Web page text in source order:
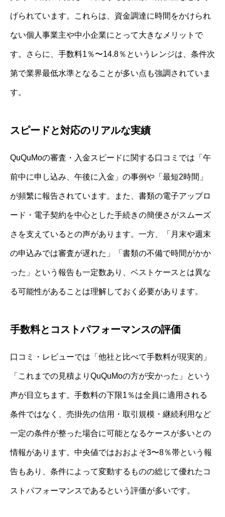
げられています。これらは、資金調達に時間をかけられ
ない個人事業主や中小企業にとって大きなメリットで
す。さらに、手数料1％〜14.8％というレンジは、条件次
第で業界最低水準となることが多い点も強調されていま
す。
スピードと対応のリアルな実績
QuQuMoの審査・入金スピードに関する口コミでは「午
前中に申し込み、午後に入金」の事例や「最短2時間」
が頻繁に報告されています。また、書類の電子アップロ
ード・電子契約を中心とした手続きの簡便さがスムーズ
さを支えているとの声があります。一方、「月末や週末
の申込みでは審査が遅れた」「書類の不備で時間がかか
った」という報告も一定数あり、ベストケースとは異な
る可能性があることは理解しておく必要があります。
手数料とコストパフォーマンスの評価
口コミ・レビューでは「他社と比べて手数料が現実的」
「これまでの見積よりQuQuMoの方が安かった」という
声が目立ちます。手数料の下限1％は全員に適用される
条件ではなく、売掛先の信用・取引規模・継続利用など
一定の条件が整った場合に可能となるケースが多いとの
情報があります。中央値ではおおよそ3〜8％帯という報
告もあり、条件によって変動するものの総じて優れたコ
ストパフォーマンスであるという評価が多いです。